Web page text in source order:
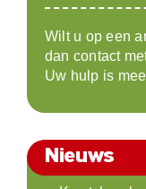
Wilt u op een
dan contact
Uw hulp is
Nieuws